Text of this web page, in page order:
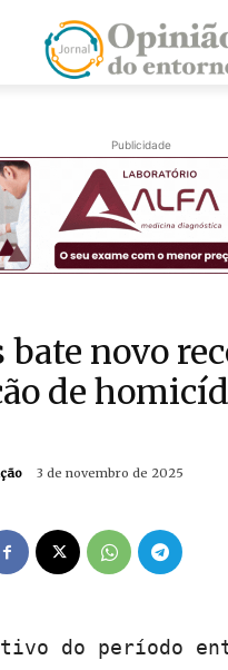
Publicidade
bate novo
de
3 de novembro de 2025
do período